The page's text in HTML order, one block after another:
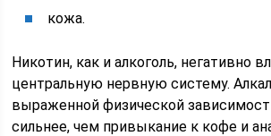
кожа.
Никотин, как и алкоголь, негативно
центральную нервную систему.
выраженной физической
сильнее, чем привыкание к кофе и